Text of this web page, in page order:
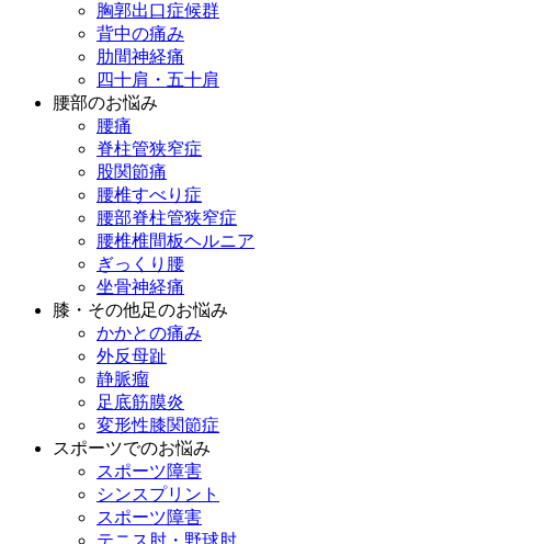
胸郭出口症候群
背中の痛み
肋間神経痛
四十肩・五十肩
腰部のお悩み
腰痛
脊柱管狭窄症
股関節痛
腰椎すべり症
腰部脊柱管狭窄症
腰椎椎間板ヘルニア
ぎっくり腰
坐骨神経痛
膝・その他足のお悩み
かかとの痛み
外反母趾
静脈瘤
足底筋膜炎
変形性膝関節症
スポーツでのお悩み
スポーツ障害
シンスプリント
スポーツ障害
テニス肘・野球肘